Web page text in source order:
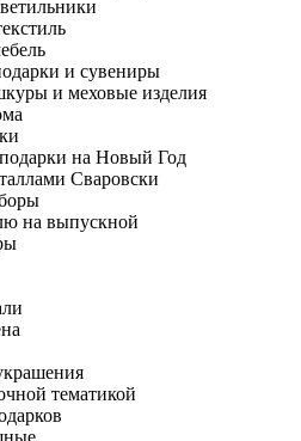
и сувениры
и меховые изделия
на Новый Год
Сваровски
на выпускной
тематикой